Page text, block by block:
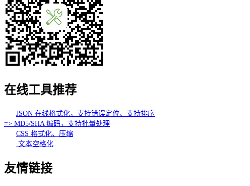
在线工具推荐
JSON 在线格式化，支持错误定位、支持排序
=> MD5/SHA 编码，支持批量处理
CSS 格式化、压缩
文本空格化
友情链接